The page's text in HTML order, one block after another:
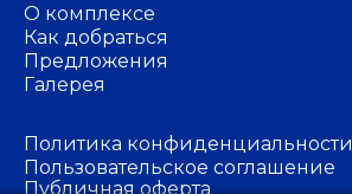
О комплексе
Как добраться
Предложения
Галерея
Политика конфиденциальности
Пользовательское соглашение
Публичная оферта